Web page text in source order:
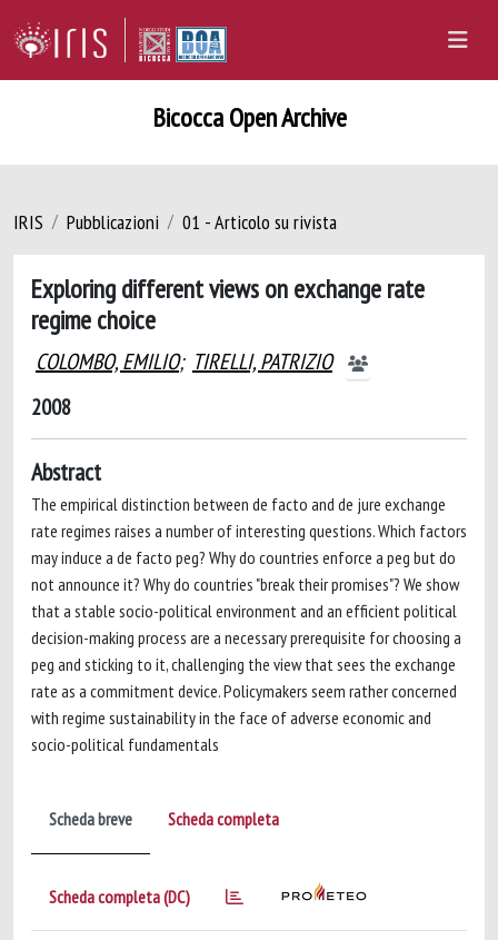
Bicocca Open Archive
IRIS Pubblicazioni 01 - Articolo su rivista
Exploring different views on exchange rate
regime choice
COLOMBO, EMILIO; TIRELLI, PATRIZIO
2008
Abstract
The empirical distinction between de facto and de jure exchange
rate regimes raises a number of interesting questions. Which factors
may induce a de facto peg? Why do countries enforce a peg but do
not announce it? Why do countries "break their promises"? We show
that a stable socio-political environment and an efficient political
decision-making process are a necessary prerequisite for choosing a
peg and sticking to it, challenging the view that sees the exchange
rate as a commitment device. Policymakers seem rather concerned
with regime sustainability in the face of adverse economic and
socio-political fundamentals
Scheda breve Scheda completa
Scheda completa (DC)